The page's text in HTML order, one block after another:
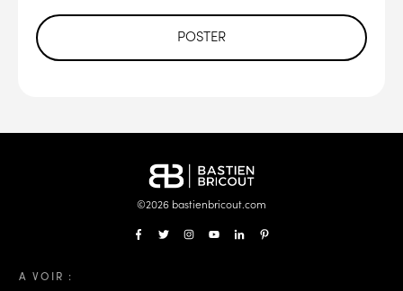
POSTER
©2026 bastienbricout.com
A VOIR :